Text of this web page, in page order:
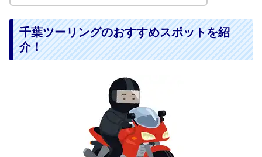
千葉ツーリングのおすすめスポットを紹
介！